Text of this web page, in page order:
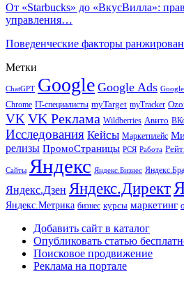
От «Starbucks» до «ВкусВилла»:
управления…
Поведенческие факторы
Метки
ChatGPT Google Google Ads
Chrome IT-специалисты myTarget myTracker
VK VK Реклама Wildberries Авито
Исследования Кейсы Маркетплейс
релизы ПромоСтраницы РСЯ Работа
Сайты Яндекс Яндекс.Бизнес
Яндекс.Дзен Яндекс.Директ
Яндекс.Метрика бизнес курсы маркетинг
Добавить сайт в каталог
Опубликовать статью
Поисковое продвижение
Реклама на портале